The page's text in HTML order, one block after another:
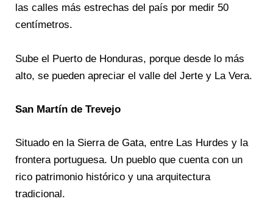
las calles más estrechas del país por medir 50
centímetros.
Sube el Puerto de Honduras, porque desde lo más
alto, se pueden apreciar el valle del Jerte y La Vera.
San Martín de Trevejo
Situado en la Sierra de Gata, entre Las Hurdes y la
frontera portuguesa. Un pueblo que cuenta con un
rico patrimonio histórico y una arquitectura
tradicional.